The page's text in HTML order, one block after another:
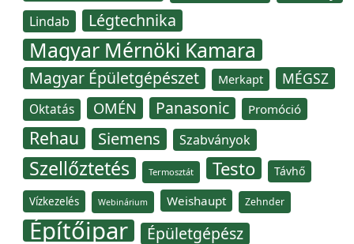
Lindab Légtechnika
Magyar Mérnöki Kamara
Magyar Épületgépészet Merkapt MÉGSZ
Oktatás OMÉN Panasonic Promóció
Rehau Siemens Szabványok
Szellőztetés Termosztát Testo Távhő
Vízkezelés Webinárium Weishaupt Zehnder
Építőipar Épületgépész